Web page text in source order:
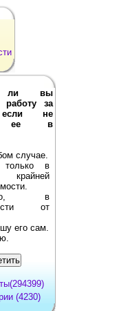
ли вы
работу за
не
ее в
случае.
в
крайней
в
от
его сам.
(4230)